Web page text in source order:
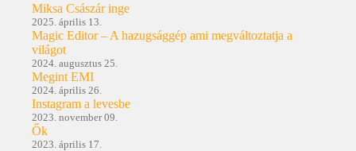
Miksa Császár inge
2025. április 13.
Magic Editor – A hazugsággép ami megváltoztatja a
világot
2024. augusztus 25.
Megint EMI
2024. április 26.
Instagram a levesbe
2023. november 09.
Ők
2023. április 17.